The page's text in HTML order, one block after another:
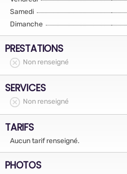
Samedi
Dimanche
PRESTATIONS
Non renseigné
SERVICES
Non renseigné
TARIFS
Aucun tarif renseigné.
PHOTOS